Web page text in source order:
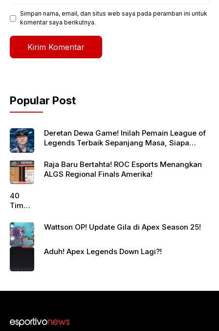
Simpan nama, email, dan situs web saya pada peramban ini untuk
komentar saya berikutnya.
Popular Post
Deretan Dewa Game! Inilah Pemain League of
Legends Terbaik Sepanjang Masa, Siapa
Raja Baru Bertahta! ROC Esports Menangkan
ALGS Regional Finals Amerika!
40
Tim
Berte
mpur!
Juara
ds
tnya?
Wattson OP! Update Gila di Apex Season 25!
Aduh! Apex Legends Down Lagi?!